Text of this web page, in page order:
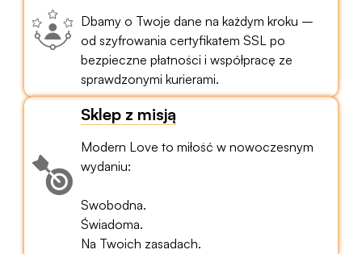
Dbamy o Twoje dane na każdym kroku –
od szyfrowania certyfikatem SSL po
bezpieczne płatności i współpracę ze
sprawdzonymi kurierami.
Sklep z misją
Modern Love to miłość w nowoczesnym
wydaniu:
Swobodna.
Świadoma.
Na Twoich zasadach.